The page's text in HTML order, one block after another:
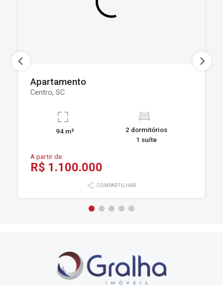
Apartamento
Centro, SC
94 m²
2 dormitórios
1 suíte
A partir de:
R$ 1.100.000
COMPARTILHAR